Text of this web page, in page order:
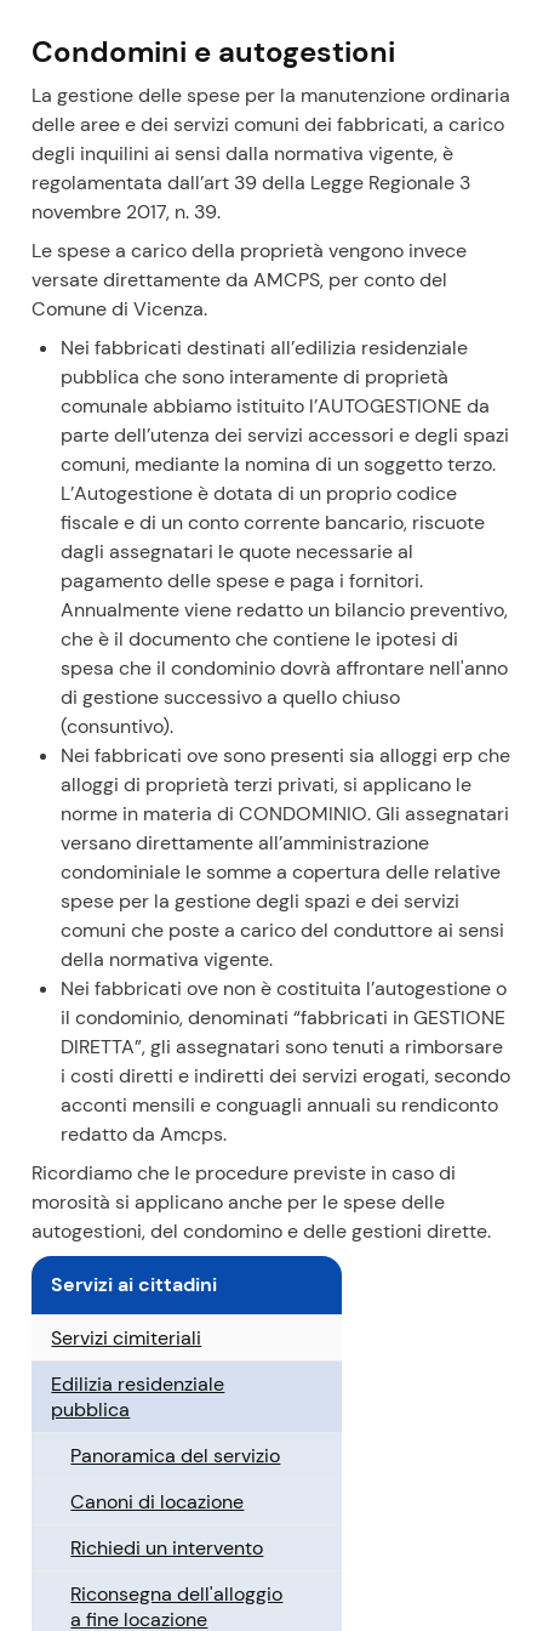
o
r
s
o
a
t
u
a
l
e
Condomini e autogestioni
La gestione delle spese per la manutenzione ordinaria
delle aree e dei servizi comuni dei fabbricati, a carico
degli inquilini ai sensi dalla normativa vigente, è
regolamentata dall’art 39 della Legge Regionale 3
novembre 2017, n. 39.
Le spese a carico della proprietà vengono invece
versate direttamente da AMCPS, per conto del
Comune di Vicenza.
Nei fabbricati destinati all’edilizia residenziale
pubblica che sono interamente di proprietà
comunale abbiamo istituito l’AUTOGESTIONE da
parte dell’utenza dei servizi accessori e degli spazi
comuni, mediante la nomina di un soggetto terzo.
L’Autogestione è dotata di un proprio codice
fiscale e di un conto corrente bancario, riscuote
dagli assegnatari le quote necessarie al
pagamento delle spese e paga i fornitori.
Annualmente viene redatto un bilancio preventivo,
che è il documento che contiene le ipotesi di
spesa che il condominio dovrà affrontare nell'anno
di gestione successivo a quello chiuso
(consuntivo).
Nei fabbricati ove sono presenti sia alloggi erp che
alloggi di proprietà terzi privati, si applicano le
norme in materia di CONDOMINIO. Gli assegnatari
versano direttamente all’amministrazione
condominiale le somme a copertura delle relative
spese per la gestione degli spazi e dei servizi
comuni che poste a carico del conduttore ai sensi
della normativa vigente.
Nei fabbricati ove non è costituita l’autogestione o
il condominio, denominati “fabbricati in GESTIONE
DIRETTA”, gli assegnatari sono tenuti a rimborsare
i costi diretti e indiretti dei servizi erogati, secondo
acconti mensili e conguagli annuali su rendiconto
redatto da Amcps.
Ricordiamo che le procedure previste in caso di
morosità si applicano anche per le spese delle
autogestioni, del condomino e delle gestioni dirette.
Servizi ai cittadini
Servizi cimiteriali
Edilizia residenziale
pubblica
Panoramica del servizio
Canoni di locazione
Richiedi un intervento
Riconsegna dell'alloggio
a fine locazione